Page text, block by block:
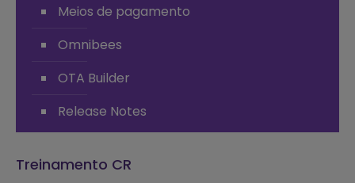
Meios de pagamento
Omnibees
OTA Builder
Release Notes
Treinamento CR